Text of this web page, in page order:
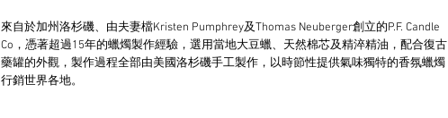
來自於加州洛杉磯、由夫妻檔Kristen Pumphrey及Thomas Neuberger創立的P.F. Candle
Co，憑著超過15年的蠟燭製作經驗，選用當地大豆蠟、天然棉芯及精淬精油，配合復古
藥罐的外觀，製作過程全部由美國洛杉磯手工製作，以時節性提供氣味獨特的香氛蠟燭
行銷世界各地。